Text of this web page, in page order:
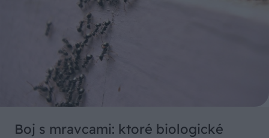
Boj s mravcami: ktoré biologické